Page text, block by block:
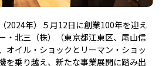
2024年）５月12日に創業100年を迎え
・北三（株）（東京都江東区、尾山信
オイル・ショックとリーマン・ショッ
を乗り越え、新たな事業展開に踏み出